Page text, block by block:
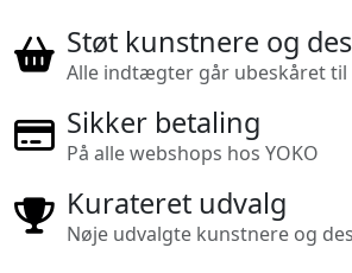
Støt kunstnere og
Alle indtægter går ubeskåret til
Sikker betaling
På alle webshops hos YOKO
Kurateret udvalg
Nøje udvalgte kunstnere og